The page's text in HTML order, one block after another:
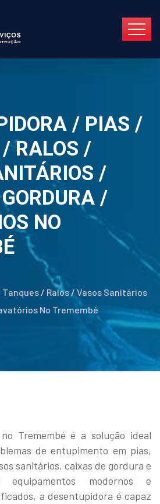
/ PIAS /
RALOS /
/
/
NO
/ Ralos / Vasos Sanitários
No Tremembé
Tremembé é a solução ideal
de entupimento em pias,
sanitários, caixas de gordura e
equipamentos modernos e
a desentupidora é capaz